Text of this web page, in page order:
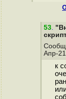
53.
Апр-
к